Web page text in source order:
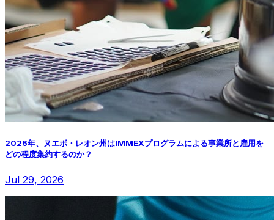
2026年、ヌエボ・レオン州はIMMEXプログラムによる事業所と雇用を
どの程度集約するのか？
Jul 29, 2026